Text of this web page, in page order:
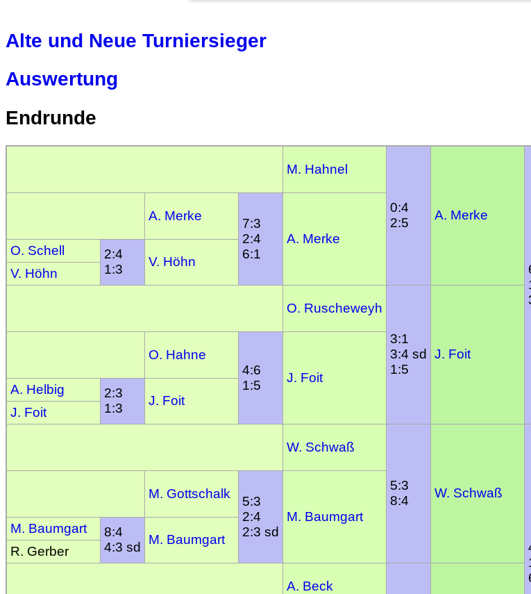
Alte und Neue Turniersieger
Auswertung
Endrunde
M. Hahnel
0:4
2:5
A. Merke
A. Merke
7:3
2:4
6:1
A. Merke
O. Schell
2:4
1:3
V. Höhn
V. Höhn
O. Ruscheweyh
3:1
3:4 sd
1:5
J. Foit
O. Hahne
4:6
1:5
J. Foit
A. Helbig
2:3
1:3
J. Foit
J. Foit
W. Schwaß
5:3
8:4
W. Schwaß
M. Gottschalk
5:3
2:4
2:3 sd
M. Baumgart
M. Baumgart
8:4
4:3 sd
M. Baumgart
R. Gerber
A. Beck